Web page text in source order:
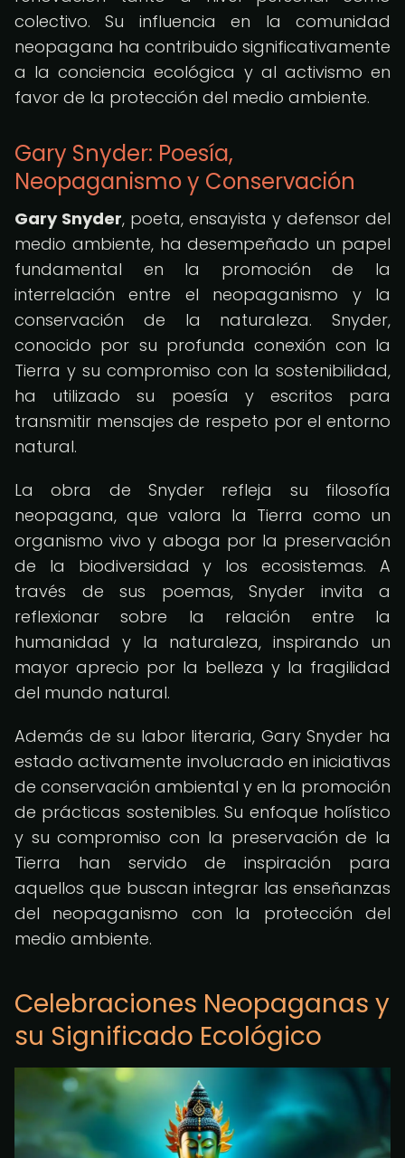
colectivo. Su influencia en la comunidad
neopagana ha contribuido significativamente
a la conciencia ecológica y al activismo en
favor de la protección del medio ambiente.
Gary Snyder: Poesía,
Neopaganismo y Conservación
Gary Snyder, poeta, ensayista y defensor del
medio ambiente, ha desempeñado un papel
fundamental en la promoción de la
interrelación entre el neopaganismo y la
conservación de la naturaleza. Snyder,
conocido por su profunda conexión con la
Tierra y su compromiso con la sostenibilidad,
ha utilizado su poesía y escritos para
transmitir mensajes de respeto por el entorno
natural.
La obra de Snyder refleja su filosofía
neopagana, que valora la Tierra como un
organismo vivo y aboga por la preservación
de la biodiversidad y los ecosistemas. A
través de sus poemas, Snyder invita a
reflexionar sobre la relación entre la
humanidad y la naturaleza, inspirando un
mayor aprecio por la belleza y la fragilidad
del mundo natural.
Además de su labor literaria, Gary Snyder ha
estado activamente involucrado en iniciativas
de conservación ambiental y en la promoción
de prácticas sostenibles. Su enfoque holístico
y su compromiso con la preservación de la
Tierra han servido de inspiración para
aquellos que buscan integrar las enseñanzas
del neopaganismo con la protección del
medio ambiente.
Celebraciones Neopaganas y
su Significado Ecológico